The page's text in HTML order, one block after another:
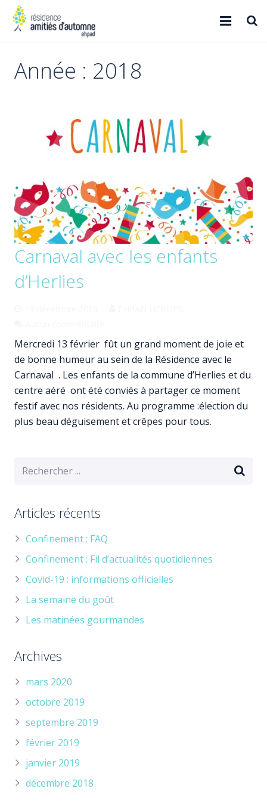
Projet santé
Année : 2018
Carnaval avec les enfants
d’Herlies
Mercredi 13 février fût un grand moment de joie et
de bonne humeur au sein de la Résidence avec le
Carnaval . Les enfants de la commune d’Herlies et du
centre aéré ont été conviés à partager ce moment
festif avec nos résidents. Au programme :élection du
plus beau déguisement et crêpes pour tous.
Articles récents
Confinement : FAQ
Confinement : Fil d’actualités quotidiennes
Covid-19 : informations officielles
La semaine du goût
Les matinées gourmandes
Archives
mars 2020
octobre 2019
septembre 2019
février 2019
janvier 2019
décembre 2018